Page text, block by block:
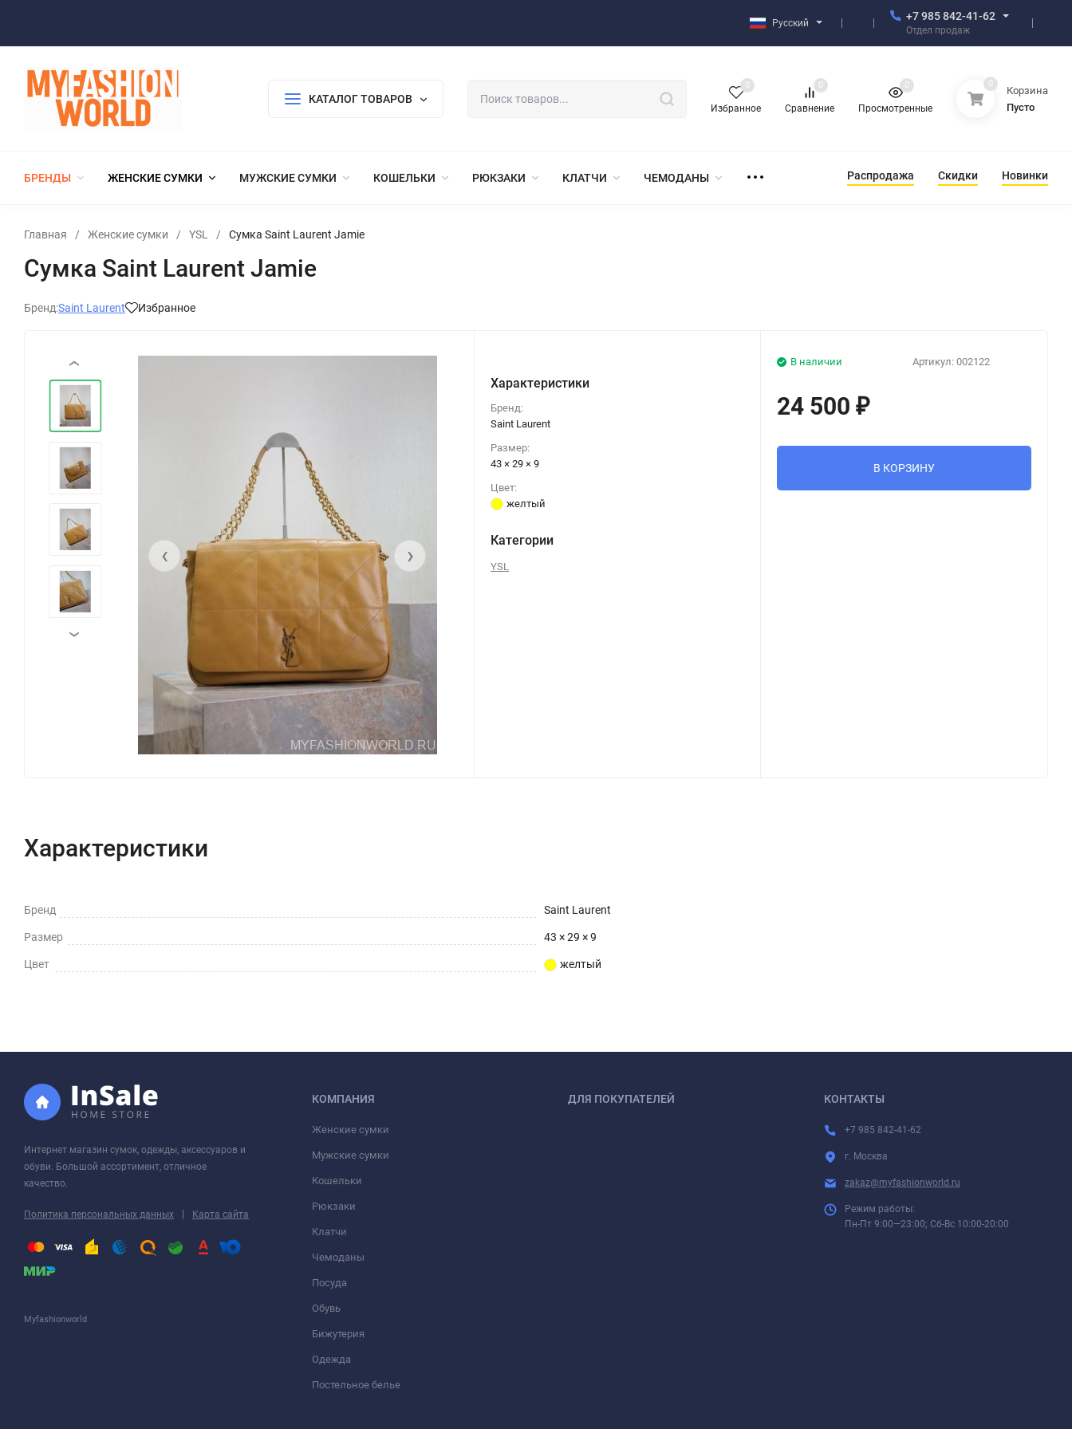
Русский
+7 985 842-41-62
Отдел продаж
КАТАЛОГ ТОВАРОВ
Избранное
0
Сравнение
0
Просмотренные
0 0
Корзина
Пусто
БРЕНДЫ ЖЕНСКИЕ СУМКИ МУЖСКИЕ СУМКИ КОШЕЛЬКИ РЮКЗАКИ КЛАТЧИ ЧЕМОДАНЫ Распродажа Скидки Новинки
Главная / Женские сумки / YSL / Сумка Saint Laurent Jamie
Сумка Saint Laurent Jamie
Бренд:Saint Laurent Избранное
‹ ›
‹
›
Характеристики
Бренд:
Saint Laurent
Размер:
43 × 29 × 9
Цвет:
желтый
Категории
YSL
Артикул: 002122
В наличии
24 500₽
В КОРЗИНУ
Характеристики
Бренд Saint Laurent
Размер 43 × 29 × 9
Цвет желтый
Интернет магазин сумок, одежды, аксессуаров и
обуви. Большой ассортимент, отличное
качество.
Политика персональных данных | Карта сайта
Myfashionworld
КОМПАНИЯ
Женские сумки
Мужские сумки
Кошельки
Рюкзаки
Клатчи
Чемоданы
Посуда
Обувь
Бижутерия
Одежда
Постельное белье
ДЛЯ ПОКУПАТЕЛЕЙ КОНТАКТЫ
+7 985 842-41-62
г. Москва
zakaz@myfashionworld.ru
Режим работы:
Пн-Пт 9:00—23:00; Сб-Вс 10:00-20:00